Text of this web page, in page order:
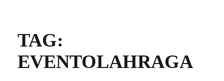
TAG:
EVENTOLAHRAGA